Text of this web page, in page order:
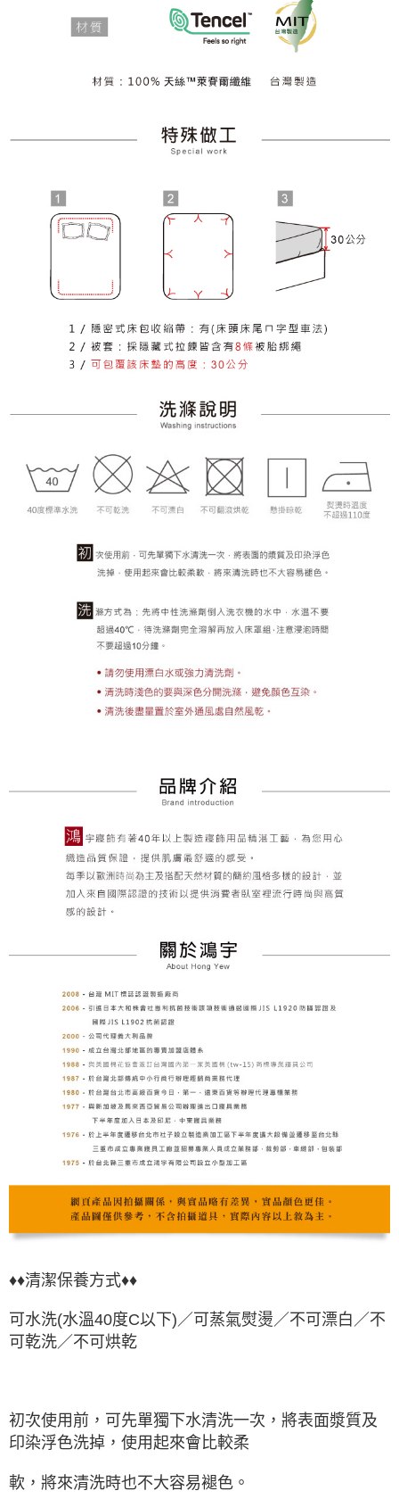
♦♦清潔保養方式♦♦
可水洗(水溫40度C以下)／可蒸氣熨燙／不可漂白／不
可乾洗／不可烘乾
初次使用前，可先單獨下水清洗一次，將表面漿質及
印染浮色洗掉，使用起來會比較柔
軟，將來清洗時也不大容易褪色。